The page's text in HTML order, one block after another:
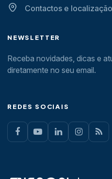
Contactos e localização
NEWSLETTER
Receba novidades, dicas e
diretamente no seu email.
REDES SOCIAIS